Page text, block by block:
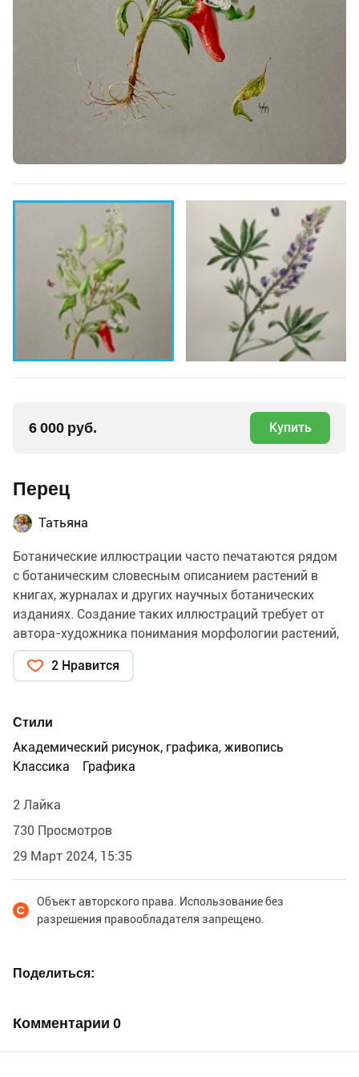
6 000 руб. Купить
Перец
Татьяна
Ботанические иллюстрации часто печатаются рядом
с ботаническим словесным описанием растений в
книгах, журналах и других научных ботанических
изданиях. Создание таких иллюстраций требует от
автора-художника понимания морфологии растений,
доступа к натурным (живым природным) образцам
или гербариям (образцам, засушенным для
иллюстратора и консультанта-ботаника.
2 Нравится
Стили
Академический рисунок, графика, живопись
Классика
Графика
2 Лайка
730 Просмотров
29 Март 2024, 15:35
Объект авторского права. Использование без
разрешения правообладателя запрещено.
Поделиться
Комментарии 0